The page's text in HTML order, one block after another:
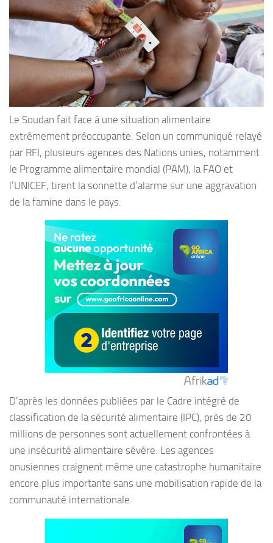
Le Soudan fait face à une situation alimentaire
extrêmement préoccupante. Selon un communiqué relayé
par RFI, plusieurs agences des Nations unies, notamment
le Programme alimentaire mondial (PAM), la FAO et
l’UNICEF, tirent la sonnette d’alarme sur une aggravation
de la famine dans le pays.
D’après les données publiées par le Cadre intégré de
classification de la sécurité alimentaire (IPC), près de 20
millions de personnes sont actuellement confrontées à
une insécurité alimentaire sévère. Les agences
onusiennes craignent même une catastrophe humanitaire
encore plus importante sans une mobilisation rapide de la
communauté internationale.